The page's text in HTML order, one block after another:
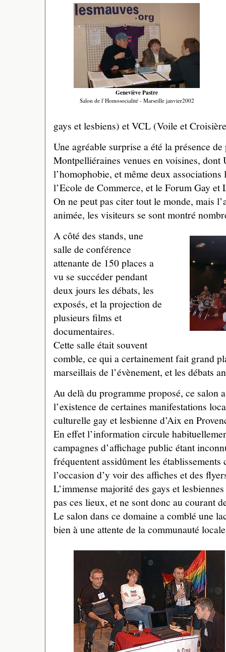
Geneviève Pastre
Salon de l’Homosocialité - Marseille janvier2002
gays et lesbiens) et VCL (Voile et
Une agréable surprise a été la présence
Montpelliéraines venues en voisines,
l’homophobie, et même deux
l’Ecole de Commerce, et le Forum Gay et
On ne peut pas citer tout le monde, mais
animée, les visiteurs se sont montré
A côté des stands, une
salle de conférence
attenante de 150 places a
vu se succéder pendant
deux jours les débats, les
exposés, et la projection de
plusieurs films et
documentaires.
Cette salle était souvent
comble, ce qui a certainement fait grand
marseillais de l’évènement, et les débats
Au delà du programme proposé, ce salon
l’existence de certaines manifestations
culturelle gay et lesbienne d’Aix en
En effet l’information circule
campagnes d’affichage public étant
fréquentent assidûment les
l’occasion d’y voir des affiches et des
L’immense majorité des gays et
pas ces lieux, et ne sont donc au courant
Le salon dans ce domaine a comblé une
bien à une attente de la communauté